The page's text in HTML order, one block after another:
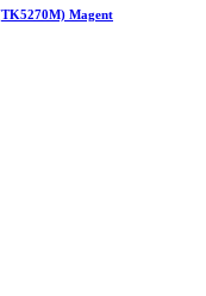
Magent